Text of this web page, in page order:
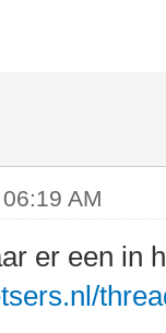
AM
er een in